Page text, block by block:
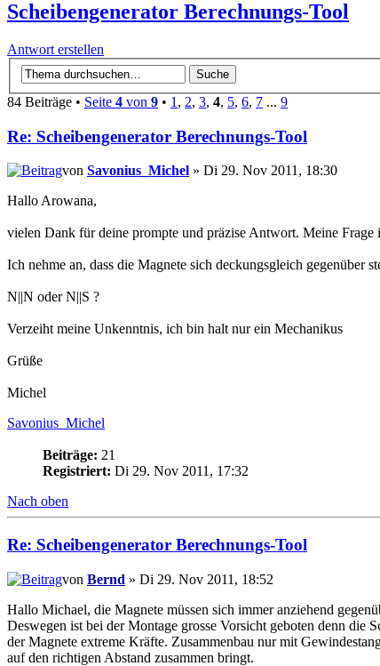
Scheibengenerator Berechnungs-Tool
Antwort erstellen
84 Beiträge • Seite 4 von 9 • 1 , 2, 3, 4, 5, 6, 7 ... 9
Re: Scheibengenerator Berechnungs-Tool
von Savonius_Michel » Di 29. Nov 2011, 18:30
Hallo Arowana,
vielen Dank für deine prompte und präzise Antwort. Meine
Ich nehme an, dass die Magnete sich deckungsgleich gegenüber
N||N oder N||S ?
Verzeiht meine Unkenntnis, ich bin halt nur ein Mechanikus
Grüße
Michel
Savonius_Michel
Beiträge: 21
Registriert: Di 29. Nov 2011, 17:32
Nach oben
Re: Scheibengenerator Berechnungs-Tool
von Bernd » Di 29. Nov 2011, 18:52
Hallo Michael, die Magnete müssen sich immer anziehend
Deswegen ist bei der Montage grosse Vorsicht geboten denn die
der Magnete extreme Kräfte. Zusammenbau nur mit
auf den richtigen Abstand zusammen bringt.